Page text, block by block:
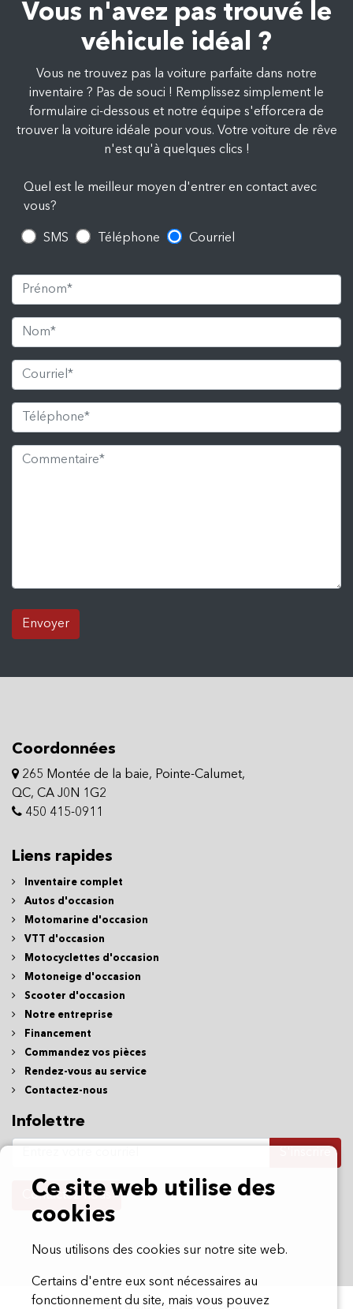
Vous n'avez pas trouvé le
véhicule idéal ?
Vous ne trouvez pas la voiture parfaite dans notre
inventaire ? Pas de souci ! Remplissez simplement le
formulaire ci-dessous et notre équipe s'efforcera de
trouver la voiture idéale pour vous. Votre voiture de rêve
n'est qu'à quelques clics !
Quel est le meilleur moyen d'entrer en contact avec
vous?
SMS Téléphone Courriel
Envoyer
Coordonnées
265 Montée de la baie, Pointe-Calumet,
QC, CA J0N 1G2
450 415-0911
Liens rapides
Inventaire complet
Autos d'occasion
Motomarine d'occasion
VTT d'occasion
Motocyclettes d'occasion
Motoneige d'occasion
Scooter d'occasion
Notre entreprise
Financement
Commandez vos pièces
Rendez-vous au service
Contactez-nous
Infolettre
Contactez-nous
Tous droits réservés © 2026 CLM
Ce site web utilise des
cookies
Nous utilisons des cookies sur notre site web.
Certains d'entre eux sont nécessaires au
fonctionnement du site, mais vous pouvez